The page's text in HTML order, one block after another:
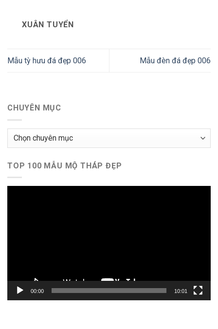
XUÂN TUYỂN
Mẫu tỳ hưu đá đẹp 006 Mẫu đèn đá đẹp 006
CHUYÊN MỤC
Chuyên
TOP 100 MẪU MỘ THÁP ĐẸP
00:00 10:01